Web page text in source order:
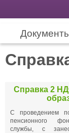
Справка 2
С проведением
пенсионного
службы, с